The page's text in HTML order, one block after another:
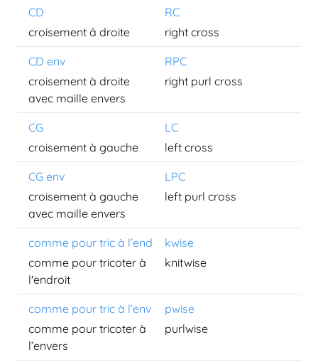
CD
RC
croisement â droite
right cross
CD env
RPC
croisement à droite
avec maille envers
right purl cross
CG
LC
croisement à gauche
left cross
CG env
LPC
croisement à gauche
avec maille envers
left purl cross
comme pour tric à l’end
kwise
comme pour tricoter à
l'endroit
knitwise
comme pour tric à l’env
pwise
comme pour tricoter à
l’envers
purlwise